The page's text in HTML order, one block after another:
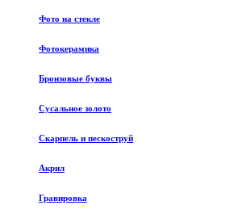
Фото на стекле
Фотокерамика
Бронзовые буквы
Сусальное золото
Скарпель и пескоструй
Акрил
Гравировка